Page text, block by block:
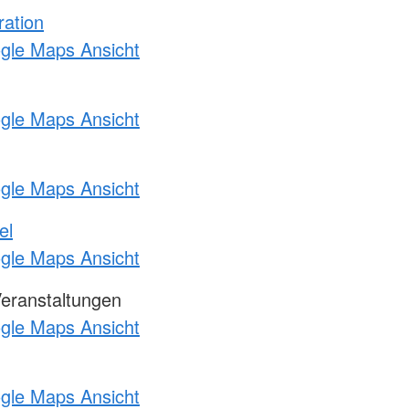
Maps Ansicht
Maps Ansicht
Maps Ansicht
Maps Ansicht
Maps Ansicht
Maps Ansicht